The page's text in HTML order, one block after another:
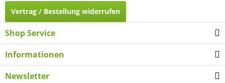
Vertrag / Bestellung widerrufen
Shop Service
Informationen
Newsletter